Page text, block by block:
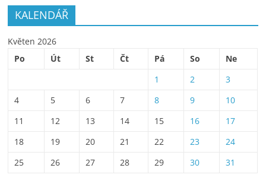
KALENDÁŘ
Květen 2026
Po
Út St Čt Pá So
Ne
1
2
3
4
5 6 7 8 9
10
11
12 13 14 15 16
17
18
19 20 21 22 23
24
25
26 27 28 29 30 31